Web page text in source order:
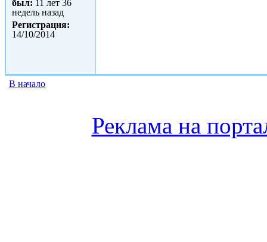
был: 11 лет 36
недель назад
Регистрация:
14/10/2014
В начало
Реклама на